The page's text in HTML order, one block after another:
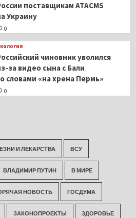
поставщикам ATACMS
Украину
0
чиновник уволился
за видео сына с Бали
словами «на хрена Пермь»
0
И ЛЕКАРСТВА ВСУ
ВЛАДИМИР ПУТИН В МИРЕ
НОВОСТЬ ГОСДУМА
ЗАКОНОПРОЕКТЫ ЗДОРОВЬЕ